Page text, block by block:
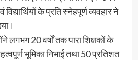
के प्रति स्नेहपूर्ण व्यवहार ने
लगभग 20 वर्षों तक पारा शिक्षकों के
भूमिका निभाई तथा 50 प्रतिशत